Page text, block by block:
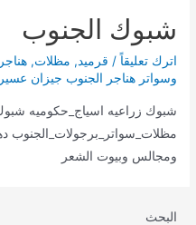
شبوك الجنوب
اترك تعليقاً / قرميد, مظلات,
وسواتر هناجر الجنوب جيزان عسير
شبوك زراعيه اسياج_حكوميه
مظلات_سواتر_برجولات_الجنوب
ومجالس وبيوت الشعر
البحث